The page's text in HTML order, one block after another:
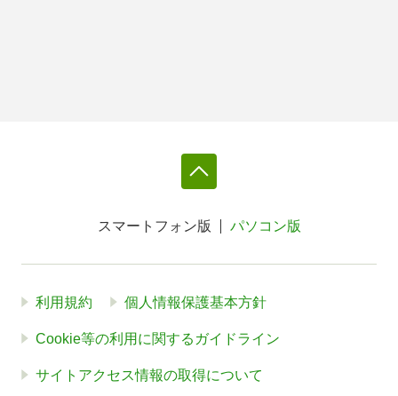
スマートフォン版 パソコン版
利用規約 個人情報保護基本方針
Cookie等の利用に関するガイドライン
サイトアクセス情報の取得について